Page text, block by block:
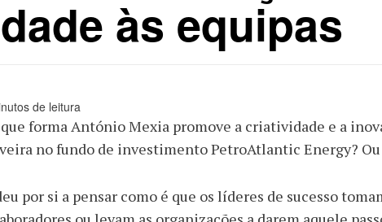
às equipas
de leitura
forma António Mexia promove a criatividade e a
no fundo de investimento PetroAtlantic Energy? Ou
por si a pensar como é que os líderes de sucesso